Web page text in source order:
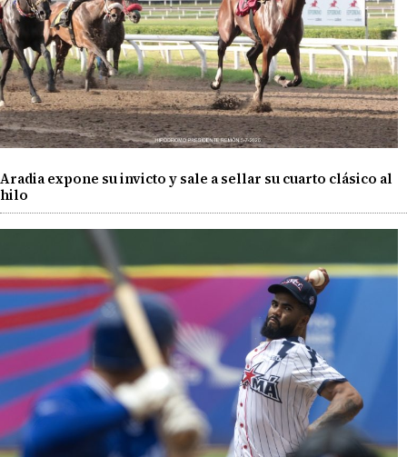
Aradia expone su invicto y sale a sellar su cuarto clásico al
hilo